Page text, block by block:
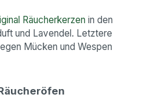
Räucherkerzen in den
und Lavendel. Letztere
Mücken und Wespen